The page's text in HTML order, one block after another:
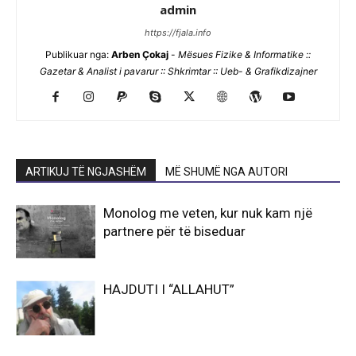
admin
https://fjala.info
Publikuar nga: Arben Çokaj - Mësues Fizike & Informatike ::
Gazetar & Analist i pavarur :: Shkrimtar :: Ueb- & Grafikdizajner
ARTIKUJ TË NGJASHËM MË SHUMË NGA AUTORI
Monolog me veten, kur nuk kam një
partnere për të biseduar
HAJDUTI I “ALLAHUT”